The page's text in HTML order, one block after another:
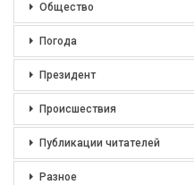
Общество
Погода
Президент
Происшествия
Публикации читателей
Разное